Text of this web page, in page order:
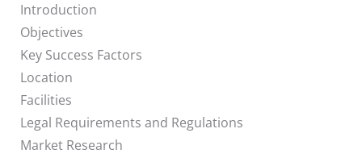
Introduction
Objectives
Key Success Factors
Location
Facilities
Legal Requirements and Regulations
Market Research